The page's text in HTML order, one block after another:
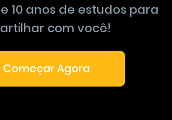
10 anos de estudos para
com você!
Começar Agora